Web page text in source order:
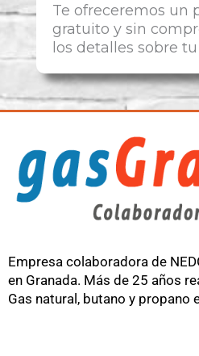
Te ofreceremos un
gratuito y sin
los detalles sobre
Empresa colaboradora de
en Granada. Más de 25 años
Gas natural, butano y propano